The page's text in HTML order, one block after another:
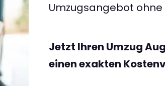
Umzugsangebot
Jetzt Ihren Umzug
einen exakten